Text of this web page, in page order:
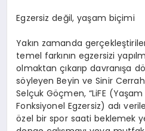
Egzersiz değil, yaşam biçimi
Yakın zamanda
temel farkının egzersizi
olmaktan çıkarıp davranışa
söyleyen Beyin ve Sinir
Selçuk Göçmen, “LiFE (Yaşam
Fonksiyonel Egzersiz) adı
özel bir spor saati beklemek